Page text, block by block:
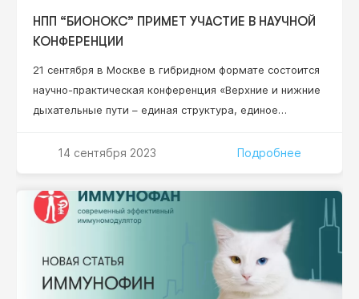
НПП “БИОНОКС” ПРИМЕТ УЧАСТИЕ В НАУЧНОЙ
КОНФЕРЕНЦИИ
21 сентября в Москве в гибридном формате состоится
научно-практическая конференция «Верхние и нижние
дыхательные пути – единая структура, единое
подходы к диагностике, лечению и профилактике
основе взаимодействия врачей различных
специальностей. Благодаря гибридному формату, в
конференции примут участие спикеры из нескольких
городов России. Мероприятие пройдет…
14 сентября 2023 Подробнее